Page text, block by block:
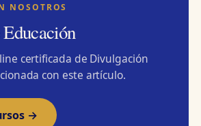
NOSOTROS
certificada de Divulgación
con este artículo.
→